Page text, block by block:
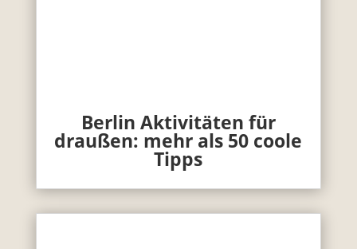
Berlin Aktivitäten für
draußen: mehr als 50 coole
Tipps